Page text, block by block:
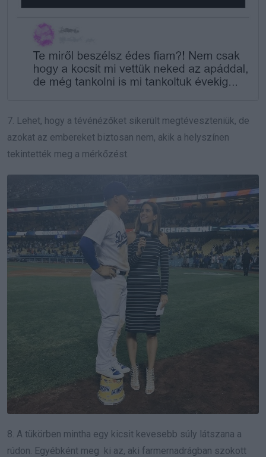
7. Lehet, hogy a tévénézőket sikerült megtéveszteniük, de
azokat az embereket biztosan nem, akik a helyszínen
tekintették meg a mérkőzést.
8. A tükörben mintha egy kicsit kevesebb súly látszana a
rúdon. Egyébként meg ki az, aki farmernadrágban szokott